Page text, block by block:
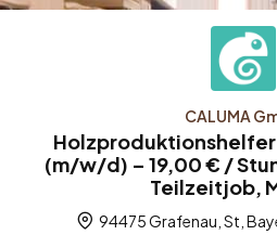
CALUMA
(m/w/d) – 19,00 € /
Teilzeitjob,
94475 Grafenau, St,